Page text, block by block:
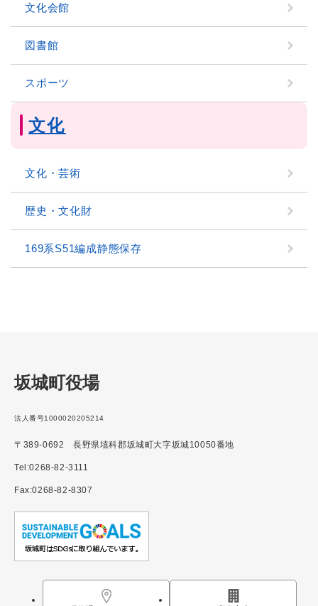
文化会館
図書館
スポーツ
文化
文化・芸術
歴史・文化財
169系S51編成静態保存
坂城町役場
法人番号1000020205214
〒389-0692 長野県埴科郡坂城町大字坂城10050番地
Tel:0268-82-3111
Fax:0268-82-8307